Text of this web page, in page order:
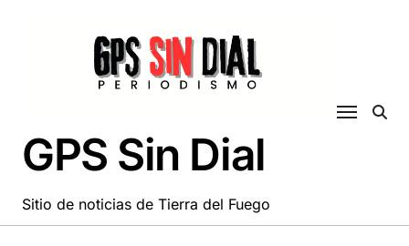
GPS Sin Dial
Sitio de noticias de Tierra del Fuego